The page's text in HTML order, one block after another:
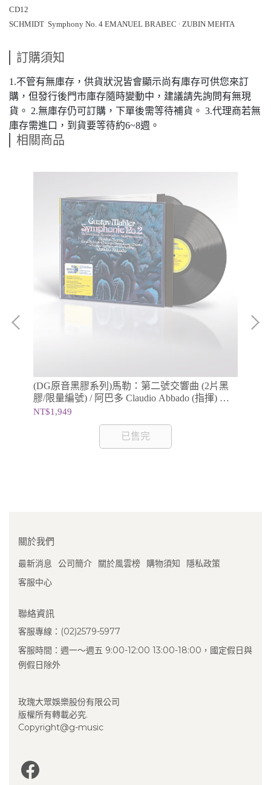
CD12
SCHMIDT Symphony No. 4 EMANUEL BRABEC ∙ ZUBIN MEHTA
訂購須知
1.不管有無庫存，供貨狀況皆會顯示尚有庫存可供您來訂
購，但發行後門市庫存隨時變動中，建議請先詢問有無現
貨。 2.無庫存仍可訂購，下單後需等待補貨。 3.代理商若無
庫存需進口，到貨要等待約6~8週。
相關商品
(DG原音黑膠系列)馬勒：第二號交響曲 (2片黑
膠/限量編號) / 阿巴多 Claudio Abbado (指揮) 芝
加哥交響樂團
NT$1,949
已售完
關於我們
最新消息 公司簡介 關於風雲榜 購物須知
隱私政策
客服中心
聯絡資訊
客服專線：(02)2579-5977
客服時間：週一～週五 9:00-12:00 13:00-18:00，國定假日與
例假日除外
玫瑰大眾娛樂股份有限公司
版權所有轉載必究.
Copyright@g-music